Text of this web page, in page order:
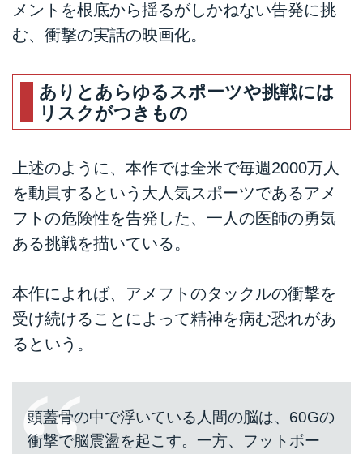
メントを根底から揺るがしかねない告発に挑
む、衝撃の実話の映画化。
ありとあらゆるスポーツや挑戦には
リスクがつきもの
上述のように、本作では全米で毎週2000万人
を動員するという大人気スポーツであるアメ
フトの危険性を告発した、一人の医師の勇気
ある挑戦を描いている。
本作によれば、アメフトのタックルの衝撃を
受け続けることによって精神を病む恐れがあ
るという。
頭蓋骨の中で浮いている人間の脳は、60Gの
衝撃で脳震盪を起こす。一方、フットボー